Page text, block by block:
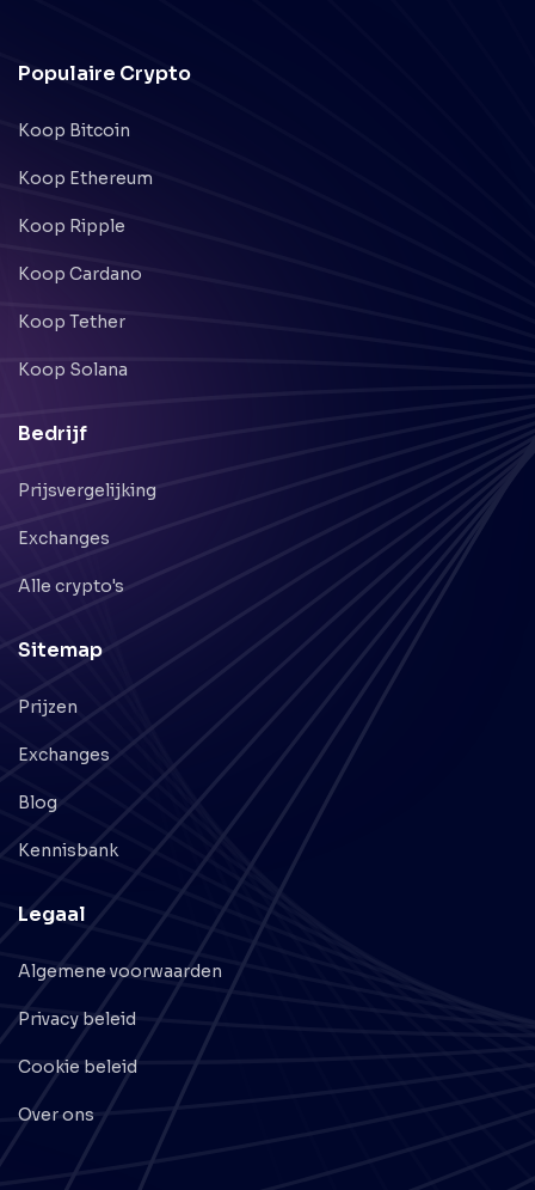
Populaire Crypto
Koop Bitcoin
Koop Ethereum
Koop Ripple
Koop Cardano
Koop Tether
Koop Solana
Bedrijf
Prijsvergelijking
Exchanges
Alle crypto's
Sitemap
Prijzen
Exchanges
Blog
Kennisbank
Legaal
Algemene voorwaarden
Privacy beleid
Cookie beleid
Over ons